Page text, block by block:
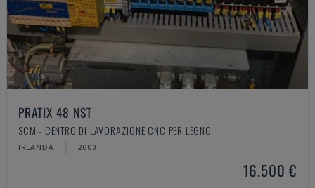
PRATIX 48 NST
SCM - CENTRO DI LAVORAZIONE CNC PER LEGNO
IRLANDA 2003
16.500 €